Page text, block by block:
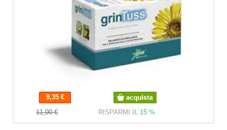
9,35 €
11,00 € RISPARMI IL 15 %